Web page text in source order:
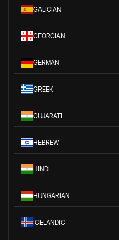
GALICIAN
GEORGIAN
GERMAN
GREEK
GUJARATI
HEBREW
HINDI
HUNGARIAN
ICELANDIC